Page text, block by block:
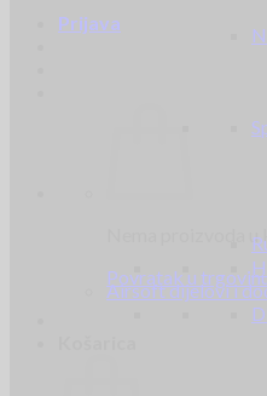
Prijava
Nema proizvoda
Povratak u
Airsoft dijelovi i